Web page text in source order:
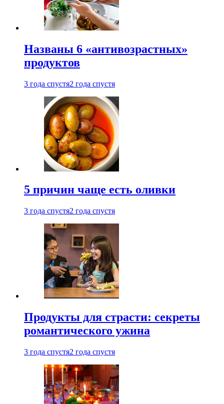
Названы 6 «антивозрастных»
продуктов
3 года спустя2 года спустя
5 причин чаще есть оливки
3 года спустя2 года спустя
Продукты для страсти: секреты
романтического ужина
3 года спустя2 года спустя